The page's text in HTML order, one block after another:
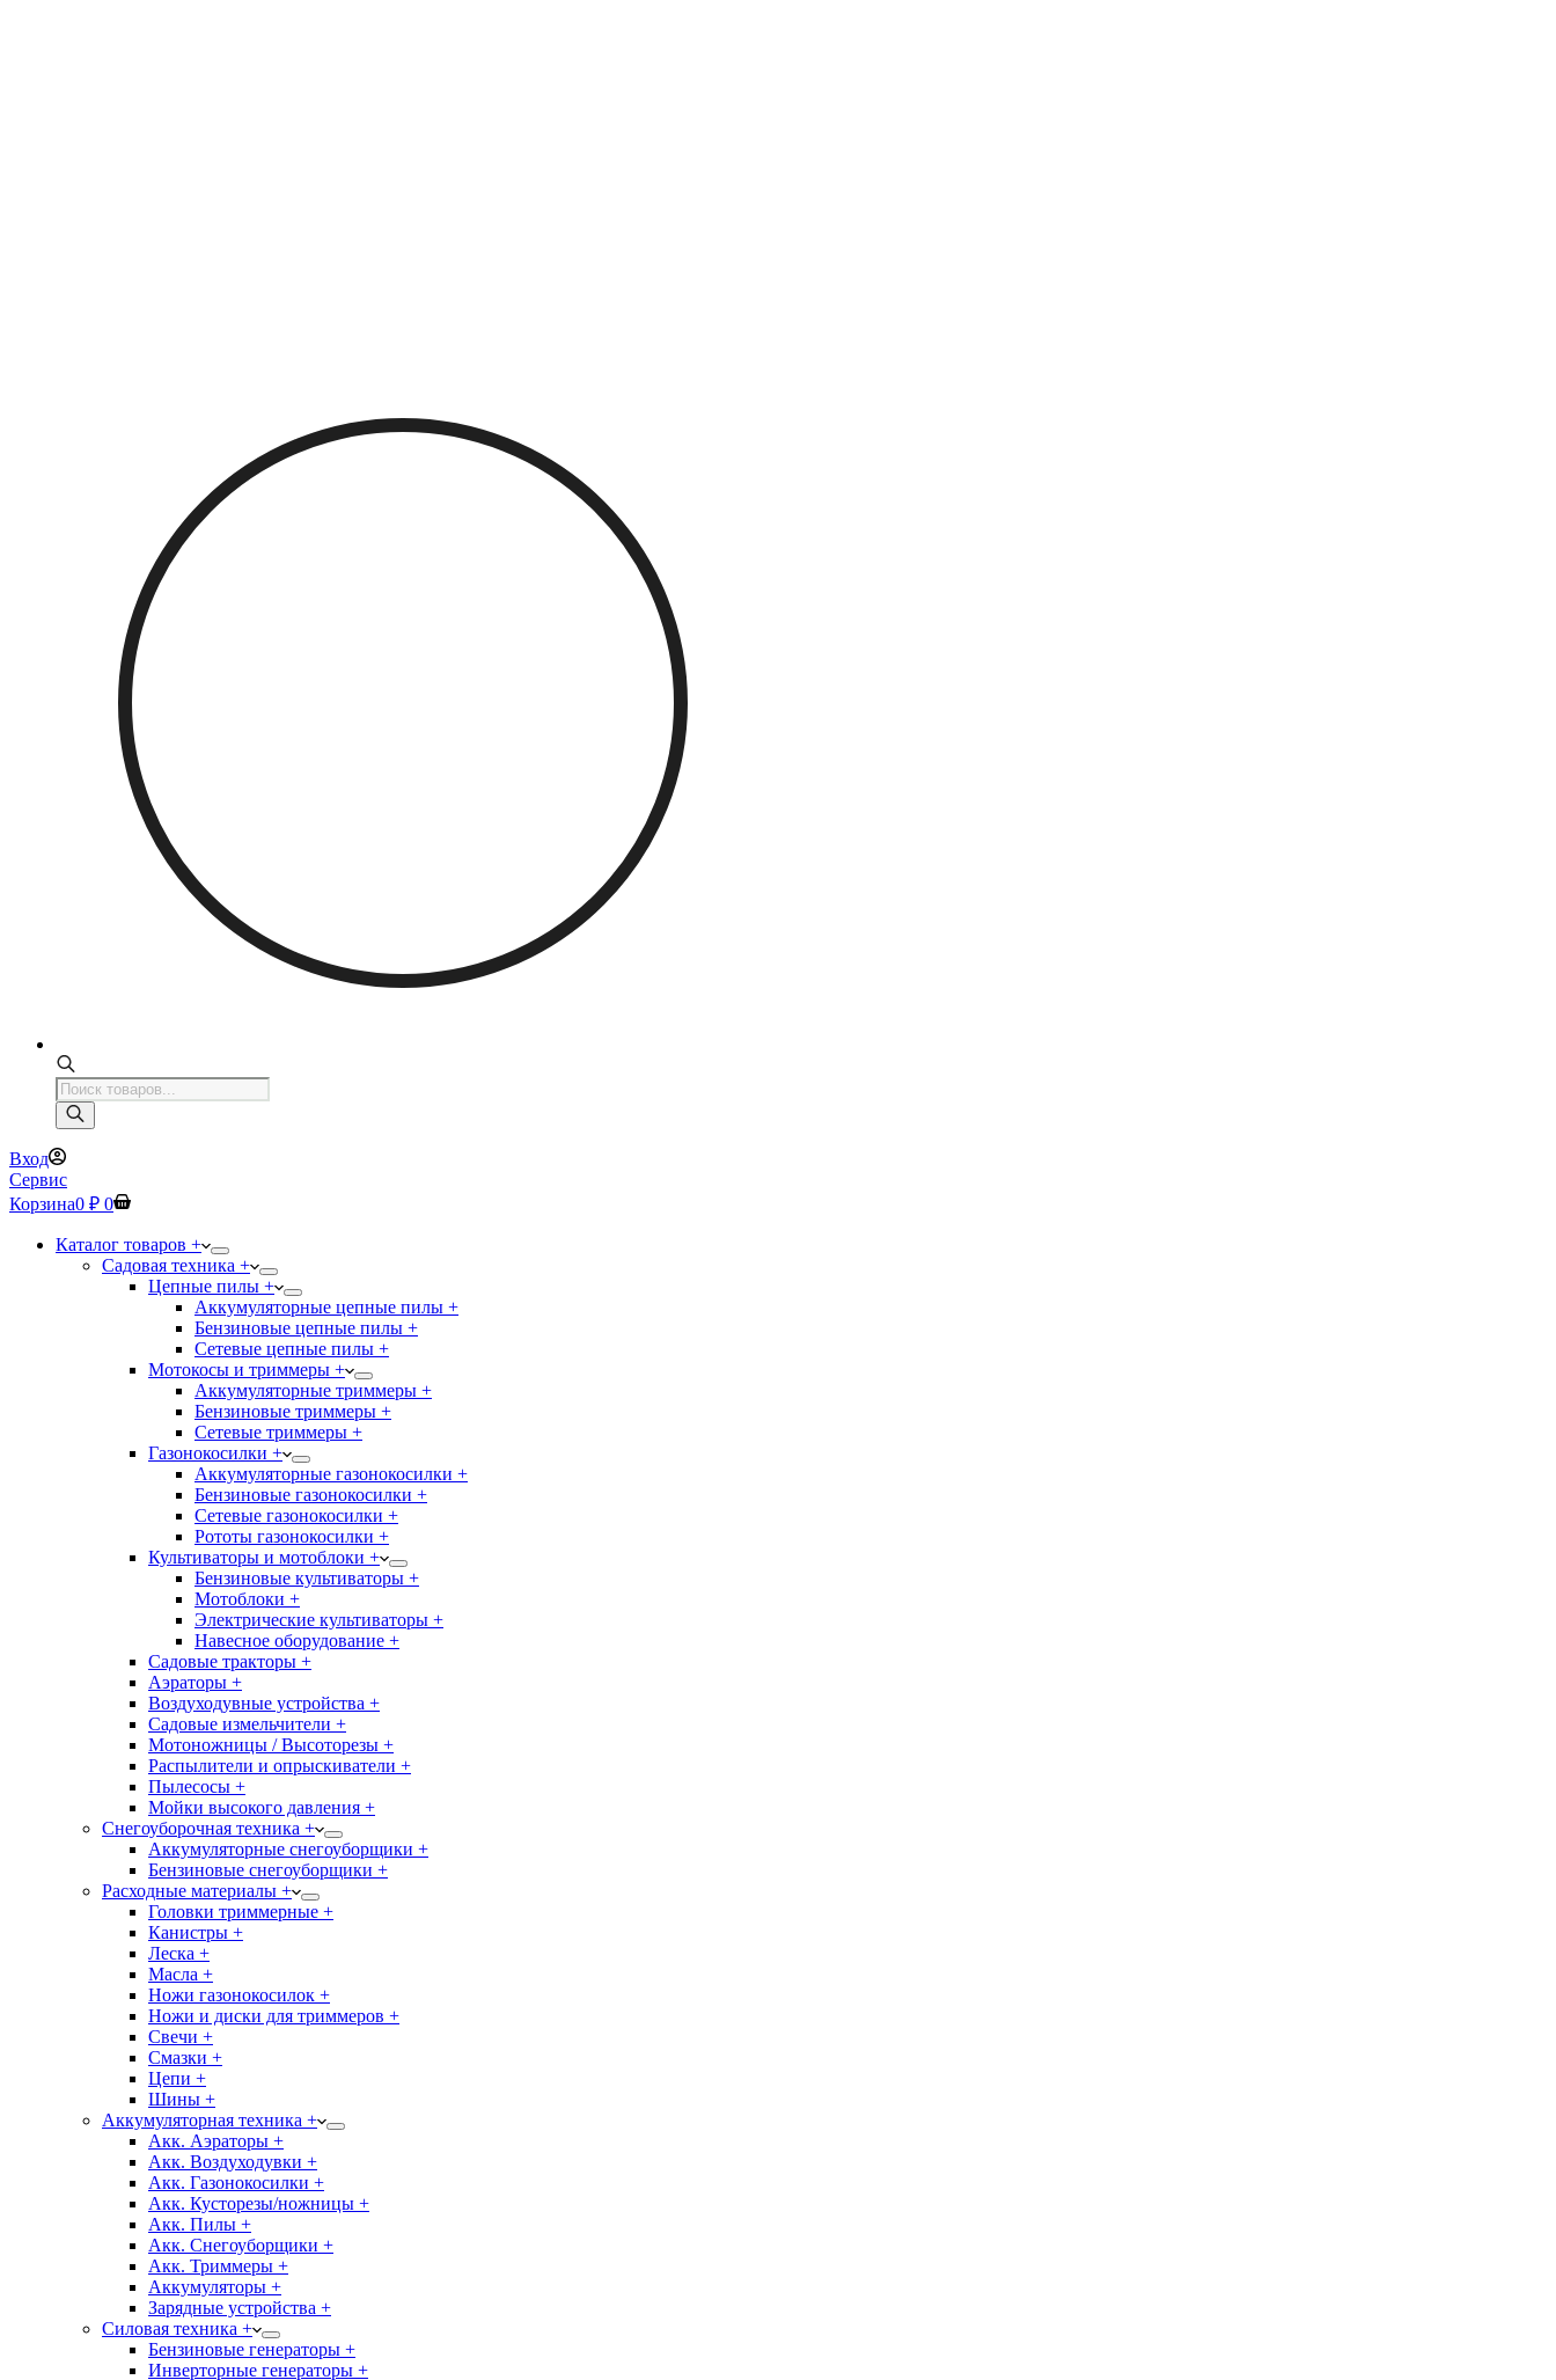
Поиск
товаров
Вход
Сервис
Корзина0 ₽ 0
Каталог товаров +
Садовая техника +
Цепные пилы +
Аккумуляторные цепные пилы +
Бензиновые цепные пилы +
Сетевые цепные пилы +
Мотокосы и триммеры +
Аккумуляторные триммеры +
Бензиновые триммеры +
Сетевые триммеры +
Газонокосилки +
Аккумуляторные газонокосилки +
Бензиновые газонокосилки +
Сетевые газонокосилки +
Рототы газонокосилки +
Культиваторы и мотоблоки +
Бензиновые культиваторы +
Мотоблоки +
Электрические культиваторы +
Навесное оборудование +
Садовые тракторы +
Аэраторы +
Воздуходувные устройства +
Садовые измельчители +
Мотоножницы / Высоторезы +
Распылители и опрыскиватели +
Пылесосы +
Мойки высокого давления +
Снегоуборочная техника +
Аккумуляторные снегоуборщики +
Бензиновые снегоуборщики +
Расходные материалы +
Головки триммерные +
Канистры +
Леска +
Масла +
Ножи газонокосилок +
Ножи и диски для триммеров +
Свечи +
Смазки +
Цепи +
Шины +
Аккумуляторная техника +
Акк. Аэраторы +
Акк. Воздуходувки +
Акк. Газонокосилки +
Акк. Кусторезы/ножницы +
Акк. Пилы +
Акк. Снегоуборщики +
Акк. Триммеры +
Аккумуляторы +
Зарядные устройства +
Силовая техника +
Бензиновые генераторы +
Инверторные генераторы +